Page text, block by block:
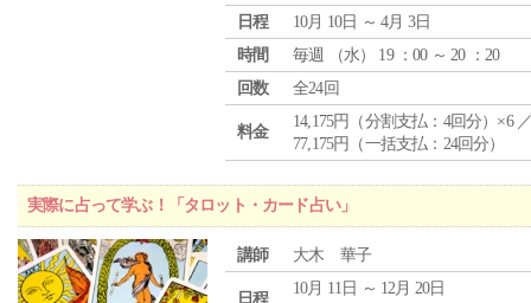
日程
10月 10日 ～ 4月 3日
時間
毎週 （水） 19 ：00 ～ 20 ：20
回数
全24回
料金
14,175円（分割支払：4回分）×6
77,175円（一括支払：24回分）
実際に占って学ぶ！「タロット・カード占い」
講師 大木 華子
日程
10月 11日 ～ 12月 20日